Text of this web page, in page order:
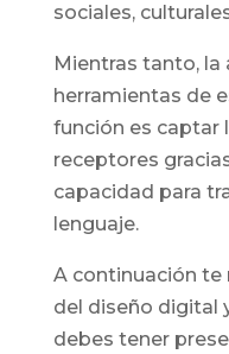
sociales,
Mientras tanto, la
herramientas de
función es captar
receptores
capacidad para
lenguaje.
A continuación
del diseño digital
debes tener